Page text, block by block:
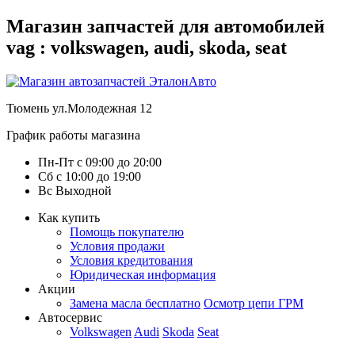
Магазин запчастей для автомобилей
vag : volkswagen, audi, skoda, seat
Тюмень ул.Молодежная 12
График работы магазина
Пн-Пт с 09:00 до 20:00
Сб с 10:00 до 19:00
Вс Выходной
Как купить
Помощь покупателю
Условия продажи
Условия кредитования
Юридическая информация
Акции
Замена масла бесплатно Осмотр цепи ГРМ
Автосервис
Volkswagen Audi Skoda Seat